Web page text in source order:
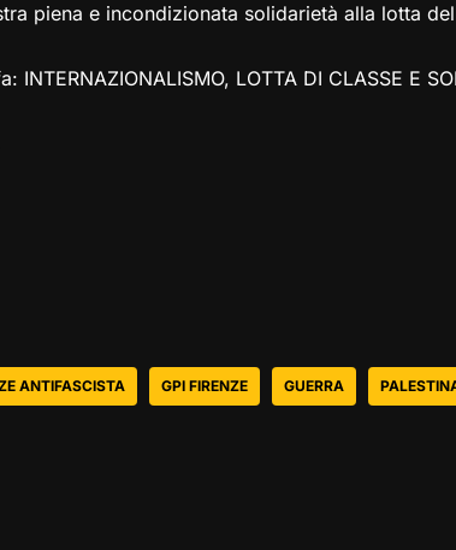
piena e incondizionata solidarietà alla lotta
LOTTA DI CLASSE E
ANTIFASCISTA GPI FIRENZE GUERRA